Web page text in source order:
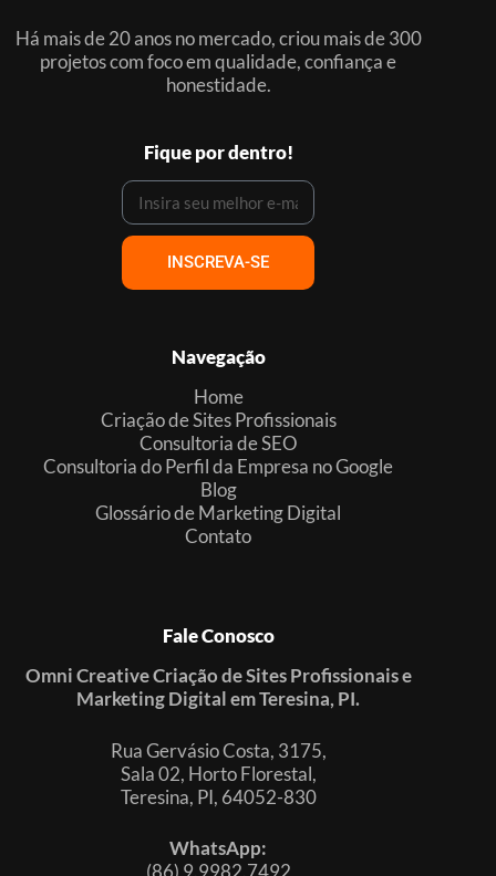
Há mais de 20 anos no mercado, criou mais de 300
projetos com foco em qualidade, confiança e
honestidade.
Fique por dentro!
INSCREVA-SE
Navegação
Home
Criação de Sites Profissionais
Consultoria de SEO
Consultoria do Perfil da Empresa no Google
Blog
Glossário de Marketing Digital
Contato
Fale Conosco
Omni Creative Criação de Sites Profissionais e
Marketing Digital em Teresina, PI.
Rua Gervásio Costa, 3175,
Sala 02, Horto Florestal,
Teresina, PI, 64052-830
WhatsApp:
(86) 9.9982.7492